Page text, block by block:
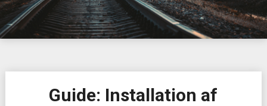
Guide: Installation af